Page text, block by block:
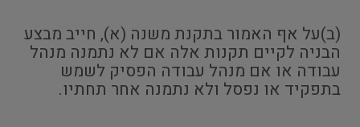
(ב)על אף האמור בתקנת משנה (א), חייב מבצע
הבניה לקיים תקנות אלה אם לא נתמנה מנהל
עבודה או אם מנהל עבודה הפסיק לשמש
בתפקיד או נפסל ולא נתמנה אחר תחתיו.